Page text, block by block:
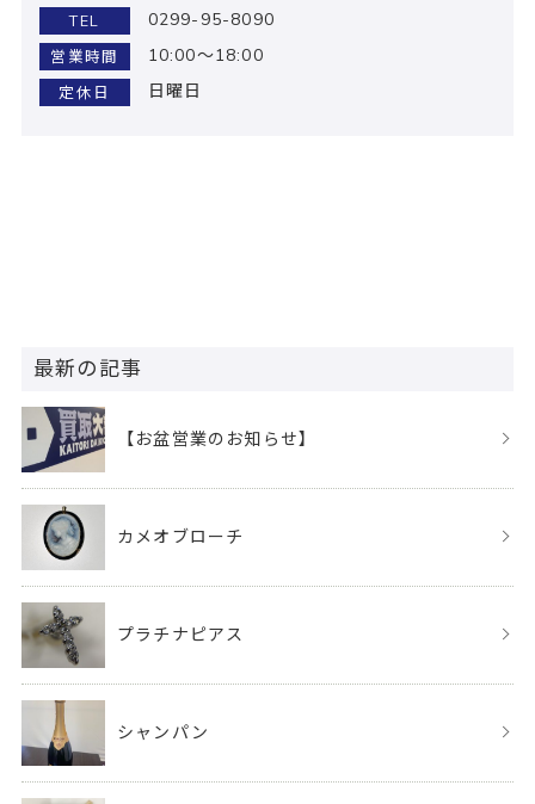
TEL 0299-95-8090
営業時間 10:00～18:00
定休日 日曜日
最新の記事
【お盆営業のお知らせ】
カメオブローチ
プラチナピアス
シャンパン